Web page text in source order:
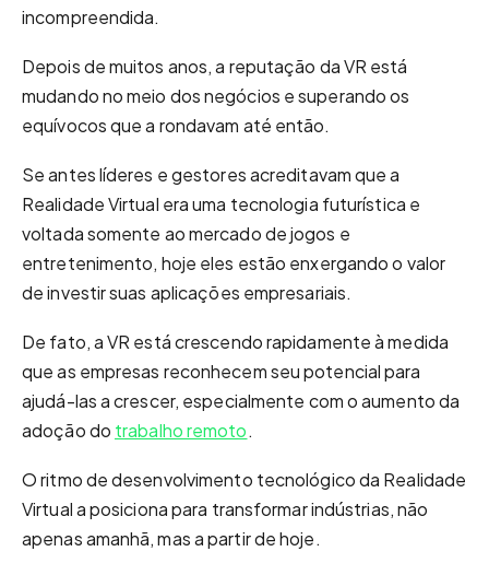
incompreendida.
Depois de muitos anos, a reputação da VR está
mudando no meio dos negócios e superando os
equívocos que a rondavam até então.
Se antes líderes e gestores acreditavam que a
Realidade Virtual era uma tecnologia futurística e
voltada somente ao mercado de jogos e
entretenimento, hoje eles estão enxergando o valor
de investir suas aplicações empresariais.
De fato, a VR está crescendo rapidamente à medida
que as empresas reconhecem seu potencial para
ajudá-las a crescer, especialmente com o aumento da
adoção do trabalho remoto.
O ritmo de desenvolvimento tecnológico da Realidade
Virtual a posiciona para transformar indústrias, não
apenas amanhã, mas a partir de hoje.